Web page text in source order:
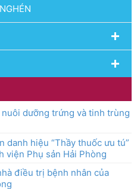
dưỡng trứng và tinh trùng
danh hiệu “Thầy thuốc ưu tú”
viện Phụ sản Hải Phòng
điều trị bệnh nhân của